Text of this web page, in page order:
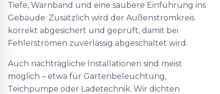
Tiefe, Warnband und eine saubere Einführung ins
Gebäude. Zusätzlich wird der Außenstromkreis
korrekt abgesichert und geprüft, damit bei
Fehlerströmen zuverlässig abgeschaltet wird.
Auch nachträgliche Installationen sind meist
möglich – etwa für Gartenbeleuchtung,
Teichpumpe oder Ladetechnik. Wir dichten